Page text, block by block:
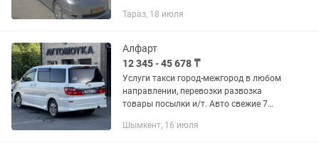
Тараз, 18 июля
Алфарт
12 345 - 45 678 ₸
Услуги такси город-межгород в любом
направлении, перевозки развозка
товары посылки и/т. Авто свежие 7
кожные салон 2 зонный климат-
Шымкент, 16 июля